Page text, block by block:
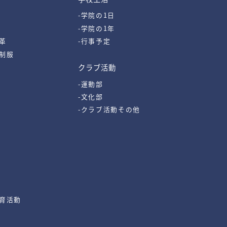
服
活動
-学院の1日
-学院の1年
-行事予定
クラブ活動
-運動部
-文化部
-クラブ活動その他